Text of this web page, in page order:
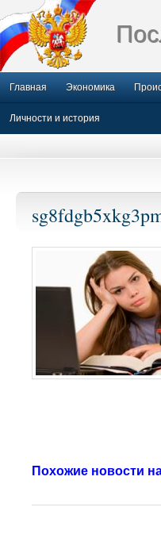
Главная Экономика
Личности и история
Похожие новости